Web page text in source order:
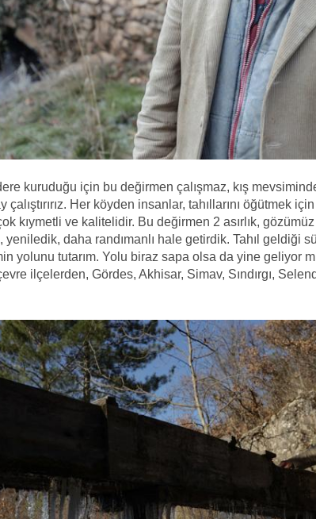
kuruduğu için bu değirmen çalışmaz, kış
çalıştırırız. Her köyden insanlar, tahıllarını öğütmek
kıymetli ve kalitelidir. Bu değirmen 2 asırlık,
daha randımanlı hale getirdik. Tahıl geldiği
yolunu tutarım. Yolu biraz sapa olsa da yine geliyor
ilçelerden, Gördes, Akhisar, Simav, Sındırgı,